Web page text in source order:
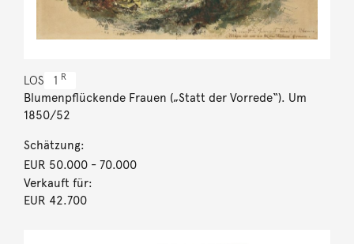
LOS 1 R
Blumenpflückende Frauen („Statt der Vorrede“). Um
1850/52
Schätzung:
EUR 50.000- 70.000
Verkauft für:
EUR 42.700